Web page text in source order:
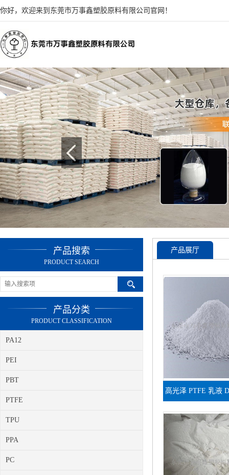
你好，欢迎来到东莞市万事鑫塑胶原料有限公司官网！
产品搜索
PRODUCT SEARCH
产品分类
PRODUCT CLASSIFICATION
PA12
PEI
PBT
PTFE
TPU
PPA
PC
产品展厅
高光泽 PTFE 乳液
涂层提升平滑